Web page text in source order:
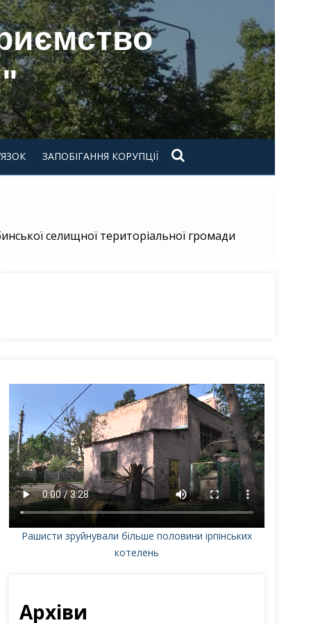
ЗАПОБІГАННЯ КОРУПЦІЇ
селищної територіальної громади
Рашисти зруйнували більше половини ірпінських
котелень
Архіви